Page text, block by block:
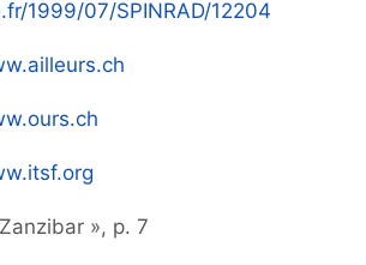
1999/07/SPINRAD/12204
», p. 7